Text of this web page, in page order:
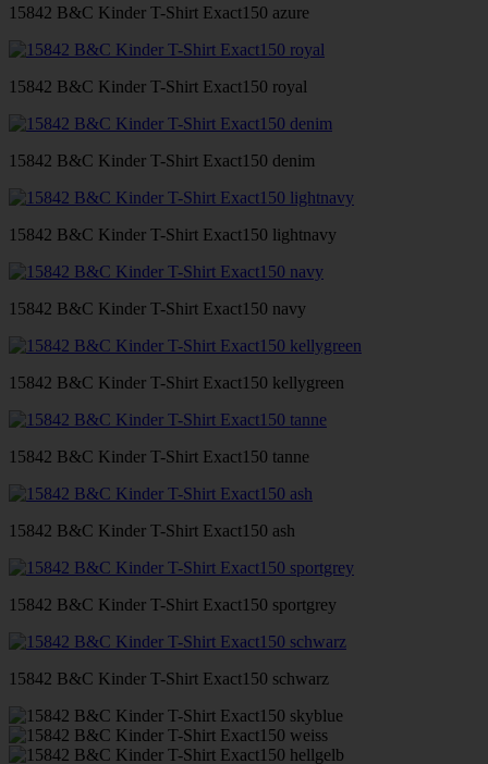
15842 B&C Kinder T-Shirt Exact150 azure
15842 B&C Kinder T-Shirt Exact150 royal
15842 B&C Kinder T-Shirt Exact150 denim
15842 B&C Kinder T-Shirt Exact150 lightnavy
15842 B&C Kinder T-Shirt Exact150 navy
15842 B&C Kinder T-Shirt Exact150 kellygreen
15842 B&C Kinder T-Shirt Exact150 tanne
15842 B&C Kinder T-Shirt Exact150 ash
15842 B&C Kinder T-Shirt Exact150 sportgrey
15842 B&C Kinder T-Shirt Exact150 schwarz